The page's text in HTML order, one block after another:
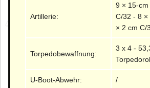
Artillerie:
9 × 15-
C/32 - 8
× 2 cm C/
Torpedobewaffnung:
3 x 4 -
U-Boot-Abwehr: /